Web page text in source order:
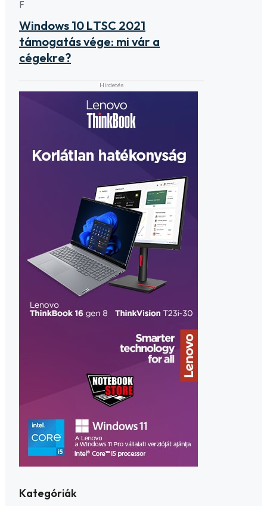
F
Windows 10 LTSC 2021
támogatás vége: mi vár a
cégekre?
Kategóriák